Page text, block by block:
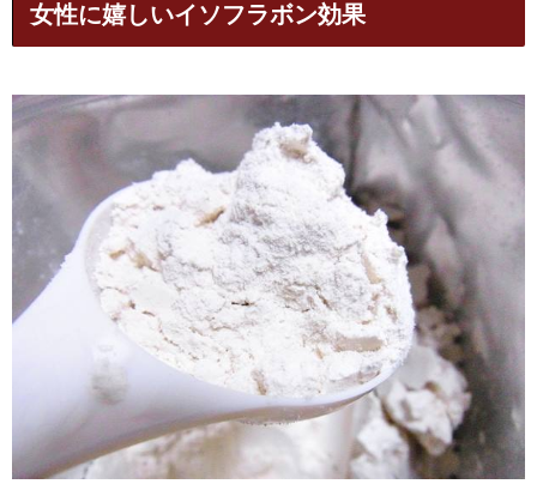
女性に嬉しいイソフラボン効果